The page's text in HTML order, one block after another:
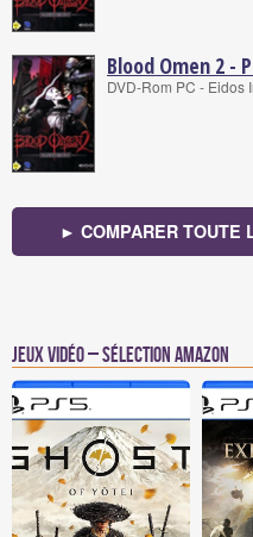
Blood Omen 2 -
DVD-Rom PC - Eidos
► COMPARER TOUTE
Jeux vidéo – Sélection Amazon